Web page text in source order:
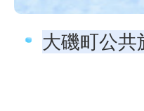
大磯町公共